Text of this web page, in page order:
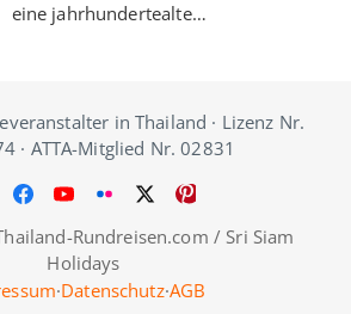
eine jahrhundertealte…
in Thailand · Lizenz Nr.
· ATTA-Mitglied Nr. 02831
Rundreisen.com / Sri Siam
Holidays
·Datenschutz·AGB